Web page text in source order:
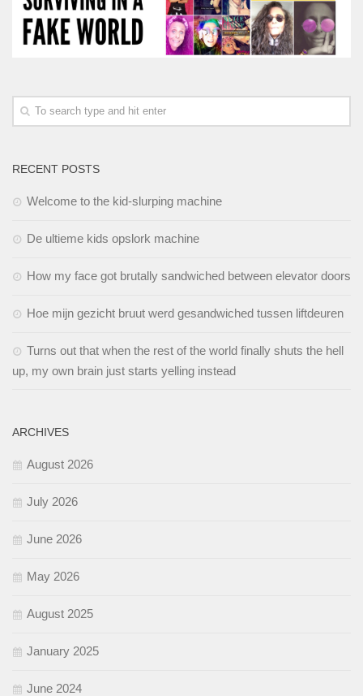
RECENT POSTS
Welcome to the kid-slurping machine
De ultieme kids opslork machine
How my face got brutally sandwiched between elevator doors
Hoe mijn gezicht bruut werd gesandwiched tussen liftdeuren
Turns out that when the rest of the world finally shuts the hell
up, my own brain just starts yelling instead
ARCHIVES
August 2026
July 2026
June 2026
May 2026
August 2025
January 2025
June 2024